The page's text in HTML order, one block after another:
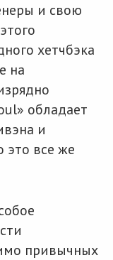
и свою
хетчбэка
на
обладает
и
это все же
привычных